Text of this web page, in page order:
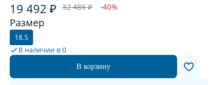
19 492 ₽ 32 486 ₽ -40%
Размер
18.5
В наличии в 0
В корзину